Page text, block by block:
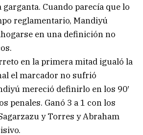
garganta. Cuando parecía que lo
reglamentario, Mandiyú
en una definición no
en la primera mitad igualó la
el marcador no sufrió
mereció definirlo en los 90′
penales. Ganó 3 a 1 con los
y Torres y Abraham